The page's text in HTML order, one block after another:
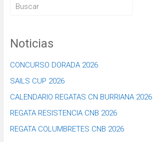
Noticias
CONCURSO DORADA 2026
SAILS CUP 2026
CALENDARIO REGATAS CN BURRIANA 2026
REGATA RESISTENCIA CNB 2026
REGATA COLUMBRETES CNB 2026